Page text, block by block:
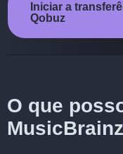
Iniciar a
Qobuz
O que